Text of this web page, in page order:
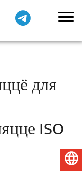
для
ISO
Беларуская мова